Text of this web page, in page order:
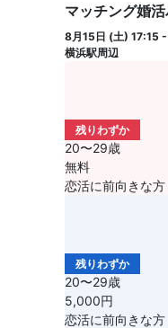
マッチング婚
8月15日 (土) 17:15 -
横浜駅周辺
残りわずか
20〜29歳
無料
恋活に前向きな
残りわずか
20〜29歳
5,000円
恋活に前向きな